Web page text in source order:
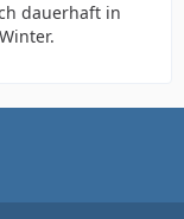
dauerhaft in